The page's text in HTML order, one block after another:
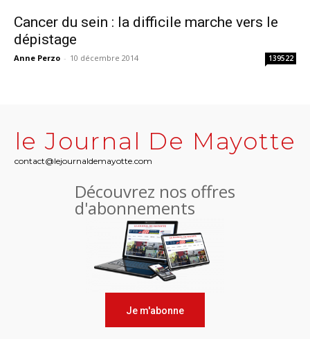
Cancer du sein : la difficile marche vers le
dépistage
Anne Perzo - 10 décembre 2014 139522
le Journal De Mayotte
contact@lejournaldemayotte.com
Découvrez nos offres
d'abonnements
Je m'abonne